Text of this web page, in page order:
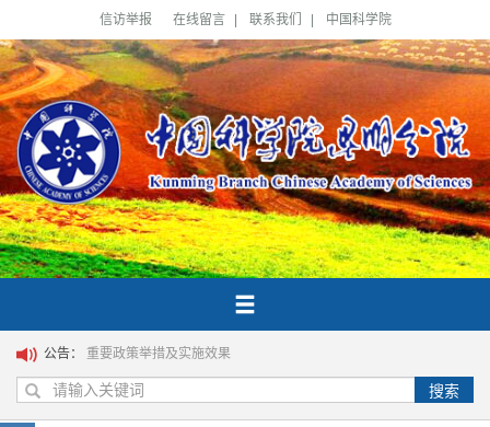
信访举报 在线留言 联系我们 中国科学院
公告： 重要政策举措及实施效果
搜索